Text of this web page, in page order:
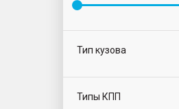
Тип кузова
Типы КПП